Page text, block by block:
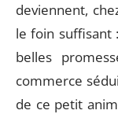
deviennent,
le foin suffisant
belles
commerce
de ce petit